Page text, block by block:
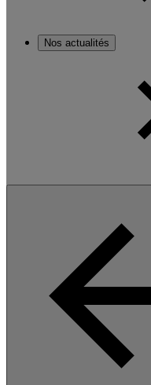
Nos actualités